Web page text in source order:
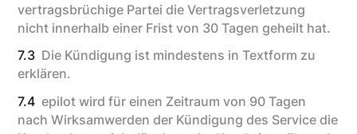
vertragsbrüchige Partei die Vertragsverletzung
nicht innerhalb einer Frist von 30 Tagen geheilt hat.
7.3 Die Kündigung ist mindestens in Textform zu
erklären.
7.4 epilot wird für einen Zeitraum von 90 Tagen
nach Wirksamwerden der Kündigung des Service die